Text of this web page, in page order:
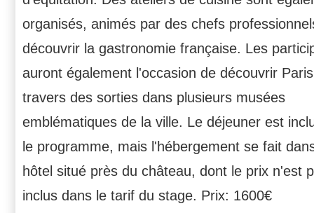
organisés, animés par des chefs
découvrir la gastronomie française. Les
auront également l'occasion de découvrir
travers des sorties dans plusieurs musées
emblématiques de la ville. Le déjeuner est
le programme, mais l'hébergement se fait
hôtel situé près du château, dont le prix n'est
inclus dans le tarif du stage. Prix: 1600€